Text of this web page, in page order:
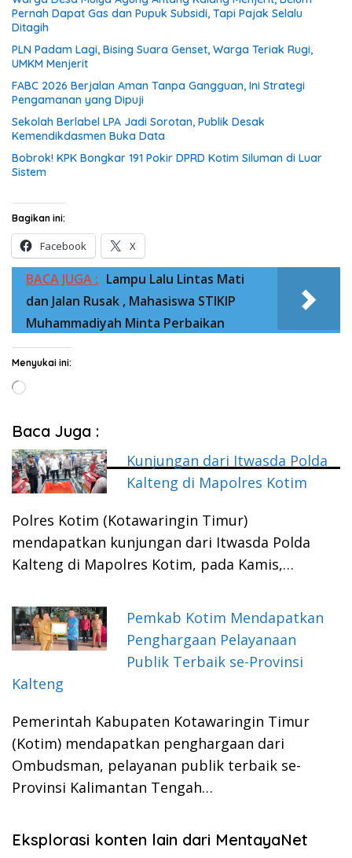
Pernah Dapat Gas dan Pupuk Subsidi, Tapi Pajak Selalu
Ditagih
PLN Padam Lagi, Bising Suara Genset, Warga Teriak Rugi,
UMKM Menjerit
FABC 2026 Berjalan Aman Tanpa Gangguan, Ini Strategi
Pengamanan yang Dipuji
Sekolah Berlabel LPA Jadi Sorotan, Publik Desak
Kemendikdasmen Buka Data
Bobrok! KPK Bongkar 191 Pokir DPRD Kotim Siluman di Luar
Sistem
Bagikan ini:
Facebook X
BACA JUGA : Lampu Lalu Lintas Mati
dan Jalan Rusak , Mahasiswa STIKIP
Muhammadiyah Minta Perbaikan
Menyukai ini:
Memuat...
Baca Juga :
Kunjungan dari Itwasda Polda
Kalteng di Mapolres Kotim
Polres Kotim (Kotawaringin Timur)
mendapatkan kunjungan dari Itwasda Polda
Kalteng di Mapolres Kotim, pada Kamis,…
Pemkab Kotim Mendapatkan
Penghargaan Pelayanaan
Publik Terbaik se-Provinsi
Kalteng
Pemerintah Kabupaten Kotawaringin Timur
(Kotim) mendapatkan penghargaan dari
Ombudsman, pelayanan publik terbaik se-
Provinsi Kalimantan Tengah…
Eksplorasi konten lain dari MentayaNet